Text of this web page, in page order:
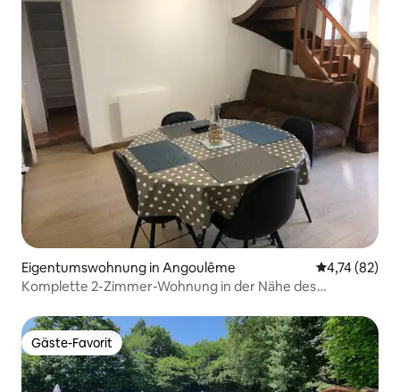
Eigentumswohnung in Angoulême
4,74 (82)
Komplette 2-Zimmer-Wohnung in der Nähe des
Gäste-Favorit
Gäste-Favorit